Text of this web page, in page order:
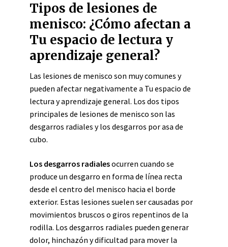
Tipos de lesiones de
menisco: ¿Cómo afectan a
Tu espacio de lectura y
aprendizaje general?
Las lesiones de menisco son muy comunes y
pueden afectar negativamente a Tu espacio de
lectura y aprendizaje general. Los dos tipos
principales de lesiones de menisco son las
desgarros radiales y los desgarros por asa de
cubo.
Los desgarros radialesocurren cuando se
produce un desgarro en forma de línea recta
desde el centro del menisco hacia el borde
exterior. Estas lesiones suelen ser causadas por
movimientos bruscos o giros repentinos de la
rodilla. Los desgarros radiales pueden generar
dolor, hinchazón y dificultad para mover la